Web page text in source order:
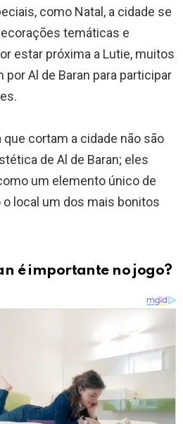
como Natal, a cidade se
temáticas e
estar próxima a Lutie, muitos
por Al de Baran para participar
que cortam a cidade não são
de Al de Baran; eles
um elemento único de
o local um dos mais bonitos
é importante no jogo?